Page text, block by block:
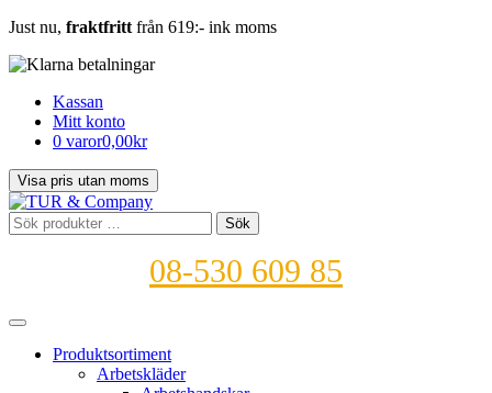
Just nu, fraktfritt från 619:- ink moms
Kassan
Mitt konto
0 varor0,00kr
Sök
efter:
Sök
08-530 609 85
Produktsortiment
Arbetskläder